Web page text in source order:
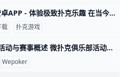
下载WePoker安卓APP - 体验极致扑克乐趣 在当今的手机游戏市场中，WePoker以其丰富的扑克游戏玩法和优质的用户体验而备受欢迎。本文将为您详细介绍如何安全、便捷地下载WePoker
载 扑克游戏
微扑克俱乐部活动与赛事概述 微扑克俱乐部活动与赛事概述 微扑克俱乐部（Wepoker）是一个专注于扑克游戏的在线平台，致力于为会员提供丰富多样的活动和赛事。这些活动不仅包
Wepoker